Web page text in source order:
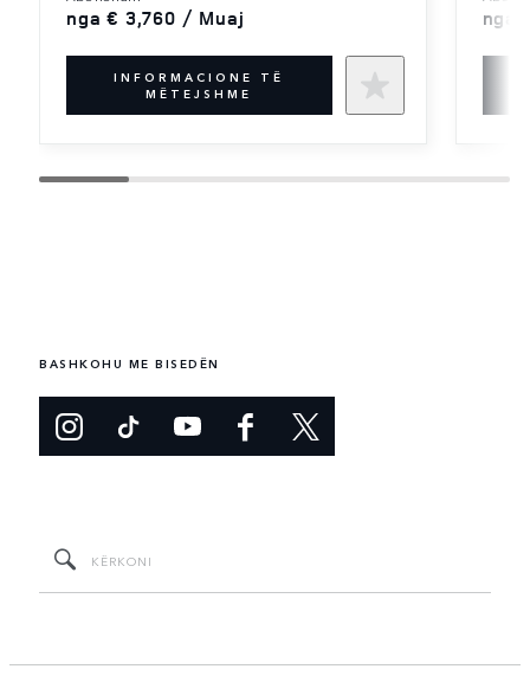
nga € 3,760 / Muaj
INFORMACIONE TË
MËTEJSHME
nga
BASHKOHU ME BISEDËN